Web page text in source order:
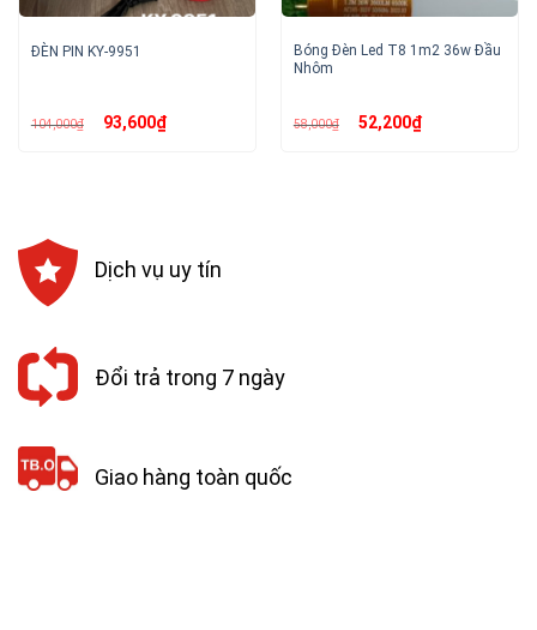
ĐÈN PIN KY-9951
104,000₫ Giá
gốc93,600₫Giá
Bóng Đèn Led T8 1m2 36w Đầu
Nhôm
58,000₫ Giá
gốc
52,200₫Giá
Dịch vụ uy tín
Đổi trả trong 7 ngày
Giao hàng toàn quốc